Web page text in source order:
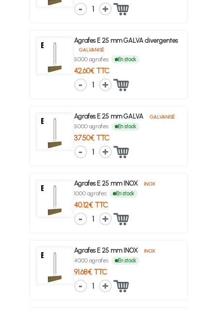
1
Agrafes E 25 mm GALVA divergentes
GALVANISÉ
5000 agrafes En stock
42.60€ TTC
1
Agrafes E 25 mm GALVA GALVANISÉ
5000 agrafes En stock
37.50€ TTC
1
Agrafes E 25 mm INOX INOX
1000 agrafes En stock
40.12€ TTC
1
Agrafes E 25 mm INOX INOX
4000 agrafes En stock
91.68€ TTC
1